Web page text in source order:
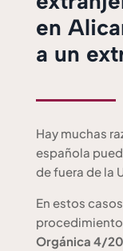
en
a un
Hay muchas
española
de fuera de la
En estos
Orgánica 4/